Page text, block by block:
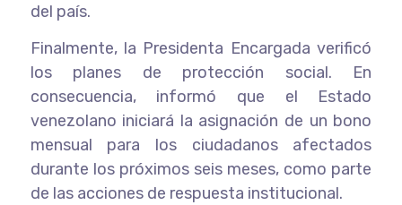
del país.
Finalmente, la Presidenta Encargada verificó
los planes de protección social. En
consecuencia, informó que el Estado
venezolano iniciará la asignación de un bono
mensual para los ciudadanos afectados
durante los próximos seis meses, como parte
de las acciones de respuesta institucional.